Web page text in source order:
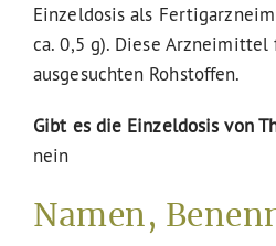
Einzeldosis als
ca. 0,5 g). Diese
ausgesuchten Rohstoffen.
Gibt es die Einzeldosis von
nein
Namen,